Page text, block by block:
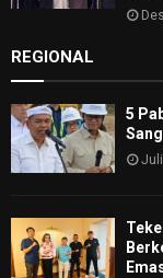
REGIONAL
5